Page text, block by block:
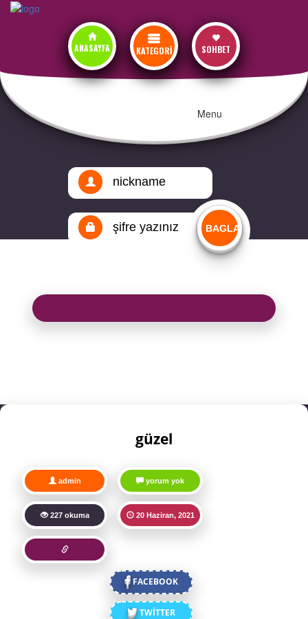
ANASAYFA KATEGORİ SOHBET
Menu
güzel
admin yorum yok
227 okuma 20 Haziran, 2021
FACEBOOK
TWİTTER